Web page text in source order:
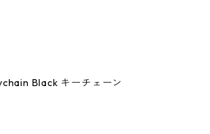
Black キーチェーン